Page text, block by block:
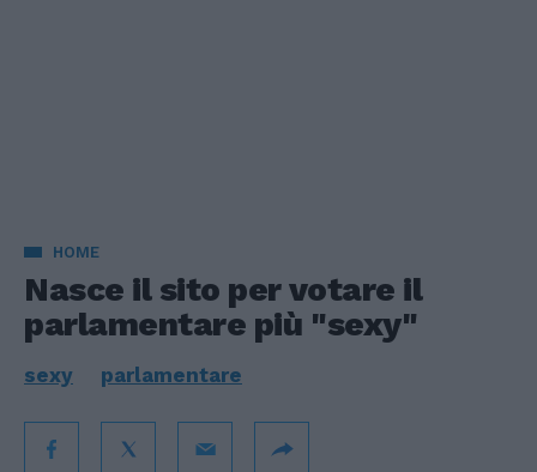
HOME
Nasce il sito per votare il
parlamentare più "sexy"
sexy parlamentare